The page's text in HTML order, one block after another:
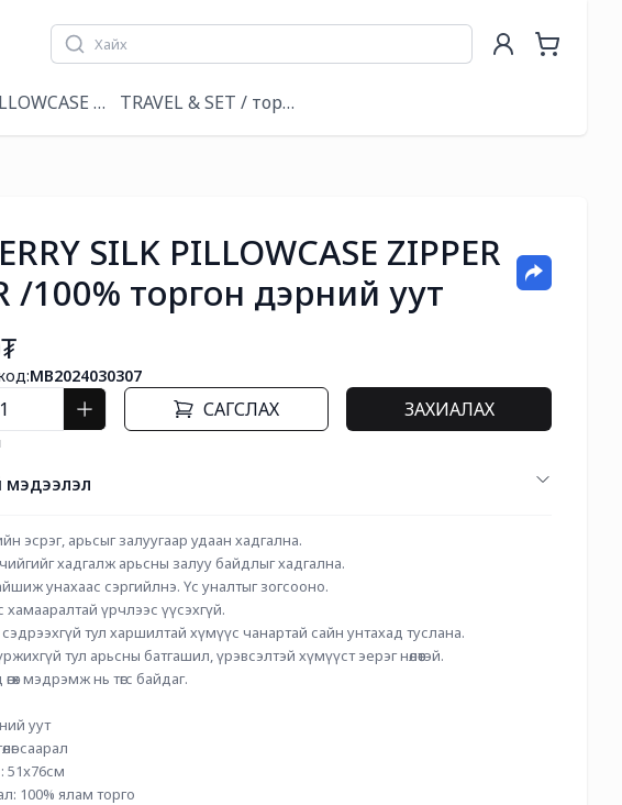
маск & EYE MASK / дэрний уут & нүдний маск
TRAVEL & SET / торгон хос
SILK PILLOWCASE ZIPPER
/100% торгон дэрний уут
код:MB2024030307
САГСЛАХ ЗАХИАЛАХ
мэдээлэл
эсрэг, арьсыг залуугаар удаан хадгална.
хадгалж арьсны залуу байдлыг хадгална.
унахаас сэргийлнэ. Үс уналтыг зогсооно.
үрчлээс үүсэхгүй.
тул харшилтай хүмүүс чанартай сайн унтахад туслана.
тул арьсны батгашил, үрэвсэлтэй хүмүүст эерэг нөлөөтэй.
мэдрэмж нь төгс байдаг.
уут
саарал
51x76см
100% ялам торго